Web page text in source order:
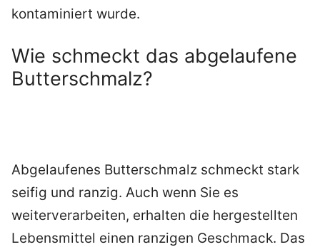
kontaminiert wurde.
Wie schmeckt das abgelaufene
Butterschmalz?
Abgelaufenes Butterschmalz schmeckt stark
seifig und ranzig. Auch wenn Sie es
weiterverarbeiten, erhalten die hergestellten
Lebensmittel einen ranzigen Geschmack. Das